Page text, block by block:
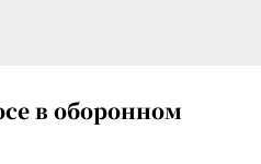
в оборонном